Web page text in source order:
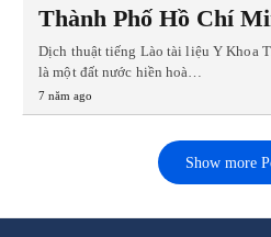
Thành Phố Hồ Chí
Dịch thuật tiếng Lào tài liệu Y Khoa
là một đất nước hiền hoà…
7 năm ago
Show more